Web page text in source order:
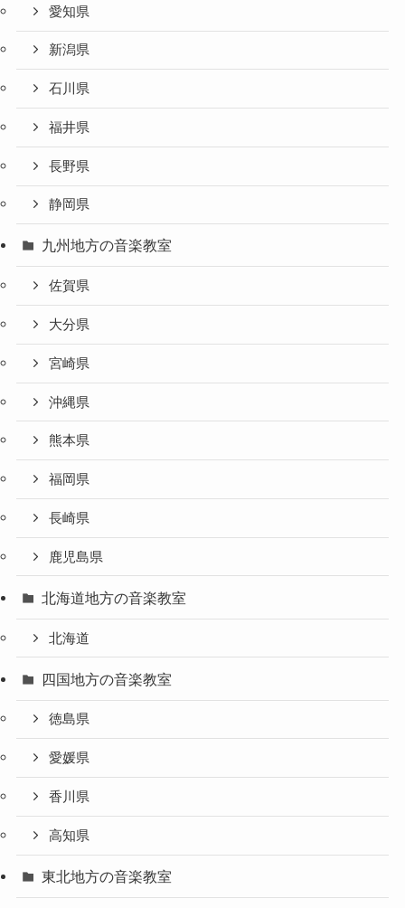
愛知県
新潟県
石川県
福井県
長野県
静岡県
九州地方の音楽教室
佐賀県
大分県
宮崎県
沖縄県
熊本県
福岡県
長崎県
鹿児島県
北海道地方の音楽教室
北海道
四国地方の音楽教室
徳島県
愛媛県
香川県
高知県
東北地方の音楽教室